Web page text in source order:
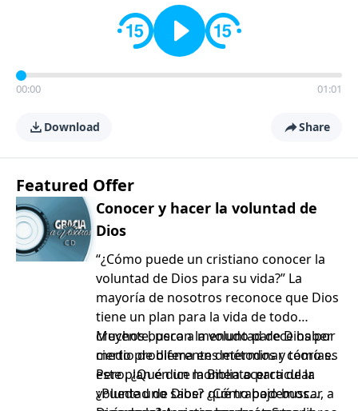
00:00 01:01
Download Share
Featured Offer
Conocer y hacer la voluntad de
Dios
“¿Cómo puede un cristiano conocer la
voluntad de Dios para su vida?” La
mayoría de nosotros reconoce que Dios
tiene un plan para la vida de todo
creyente, pero a menudo parece haber
cierto problema en determinar cómo es
este plan en un momento particular.
¿Puede uno saber qué trabajo buscar, a
Muchos buscan la voluntad de Dios por
medio de diferentes métodos y teorías.
Pero, ¿Qué dice la Biblia acerca de la
voluntad de Dios? ¿Cómo podemos